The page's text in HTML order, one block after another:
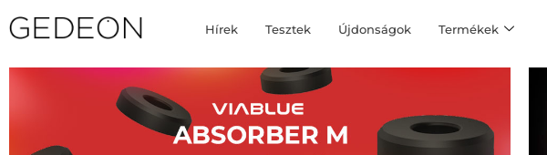
Hírek Tesztek Újdonságok Termékek